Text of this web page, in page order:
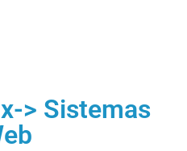
> Sistemas